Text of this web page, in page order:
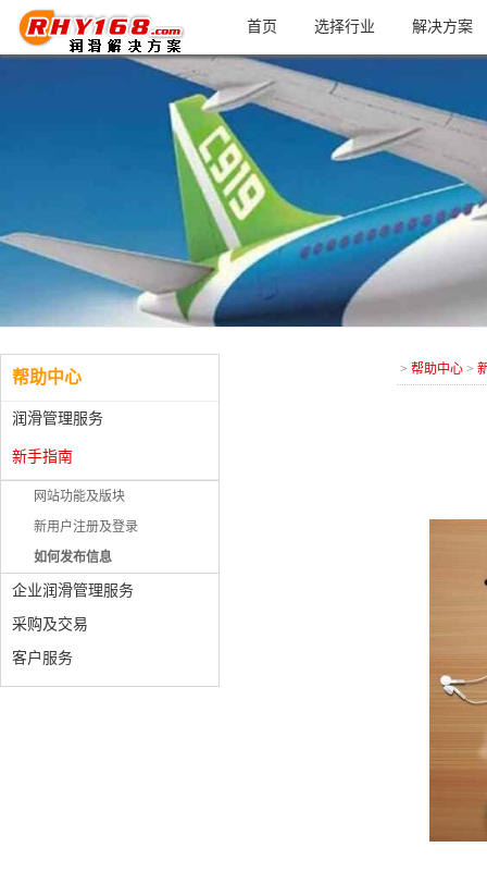
首页 选择行业 解决方案
帮助中心
润滑管理服务
新手指南
网站功能及版块
新用户注册及登录
如何发布信息
企业润滑管理服务
采购及交易
客户服务
> 帮助中心 >